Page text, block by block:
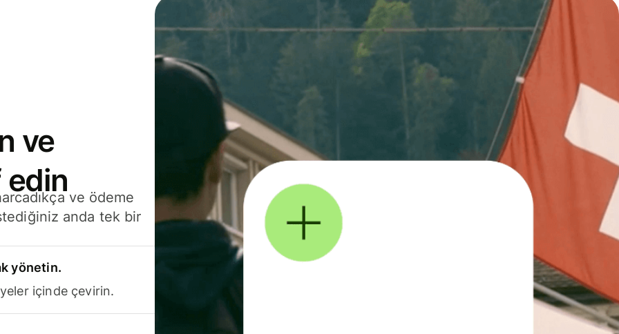
ve
edinve ödeme
anda tek bir
yönetin.
içinde çevirin.